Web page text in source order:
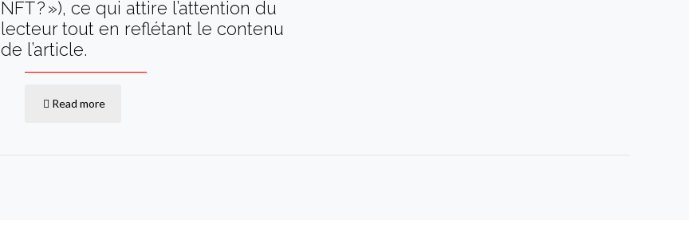
NFT ? »), ce qui attire l’attention du
lecteur tout en reflétant le contenu
de l’article.
Read more